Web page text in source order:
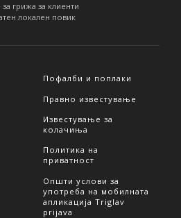
грижа за клиенти
локален повик
Пофалби и поплаки
Правно известување
Известување за
колачиња
Политика на
приватност
Општи услови за
употреба на мобилната
апликација Triglav
prijava